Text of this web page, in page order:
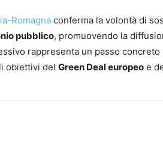
Romagna conferma la volontà di
pubblico, promuovendo la
rappresenta un passo concreto
obiettivi del Green Deal europeo e